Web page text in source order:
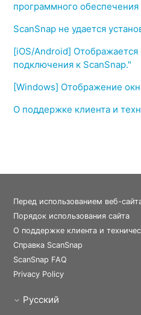
программного обеспечения
ScanSnap не удается
[iOS/Android]
подключения к ScanSnap."
[Windows] Отображение
О поддержке клиента и
Перед использованием веб-
Порядок использования сайта
О поддержке клиента и
Справка ScanSnap
ScanSnap FAQ
Privacy Policy
Русский